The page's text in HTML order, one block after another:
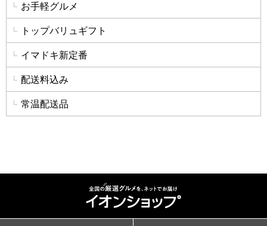
お手軽グルメ
トップバリュギフト
イマドキ新定番
配送料込み
常温配送品